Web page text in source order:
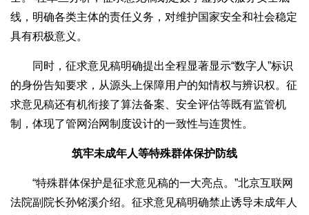
线，明确各类主体的责任义务，对维护国家安全和社会稳定
具有积极意义。
同时，征求意见稿明确提出全程显著显示“数字人”标识
的身份告知要求，从源头上保障用户的知情权与辨识权。征
求意见稿还有机衔接了算法备案、安全评估等既有监管机
制，体现了管网治网制度设计的一致性与连贯性。
筑牢未成年人等特殊群体保护防线
“特殊群体保护是征求意见稿的一大亮点。”北京互联网
法院副院长孙铭溪介绍。征求意见稿明确禁止诱导未成年人